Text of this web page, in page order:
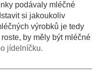
podávaly mléčné
si jakoukoliv
výrobků je tedy
by měly být mléčné
jídelníčku.